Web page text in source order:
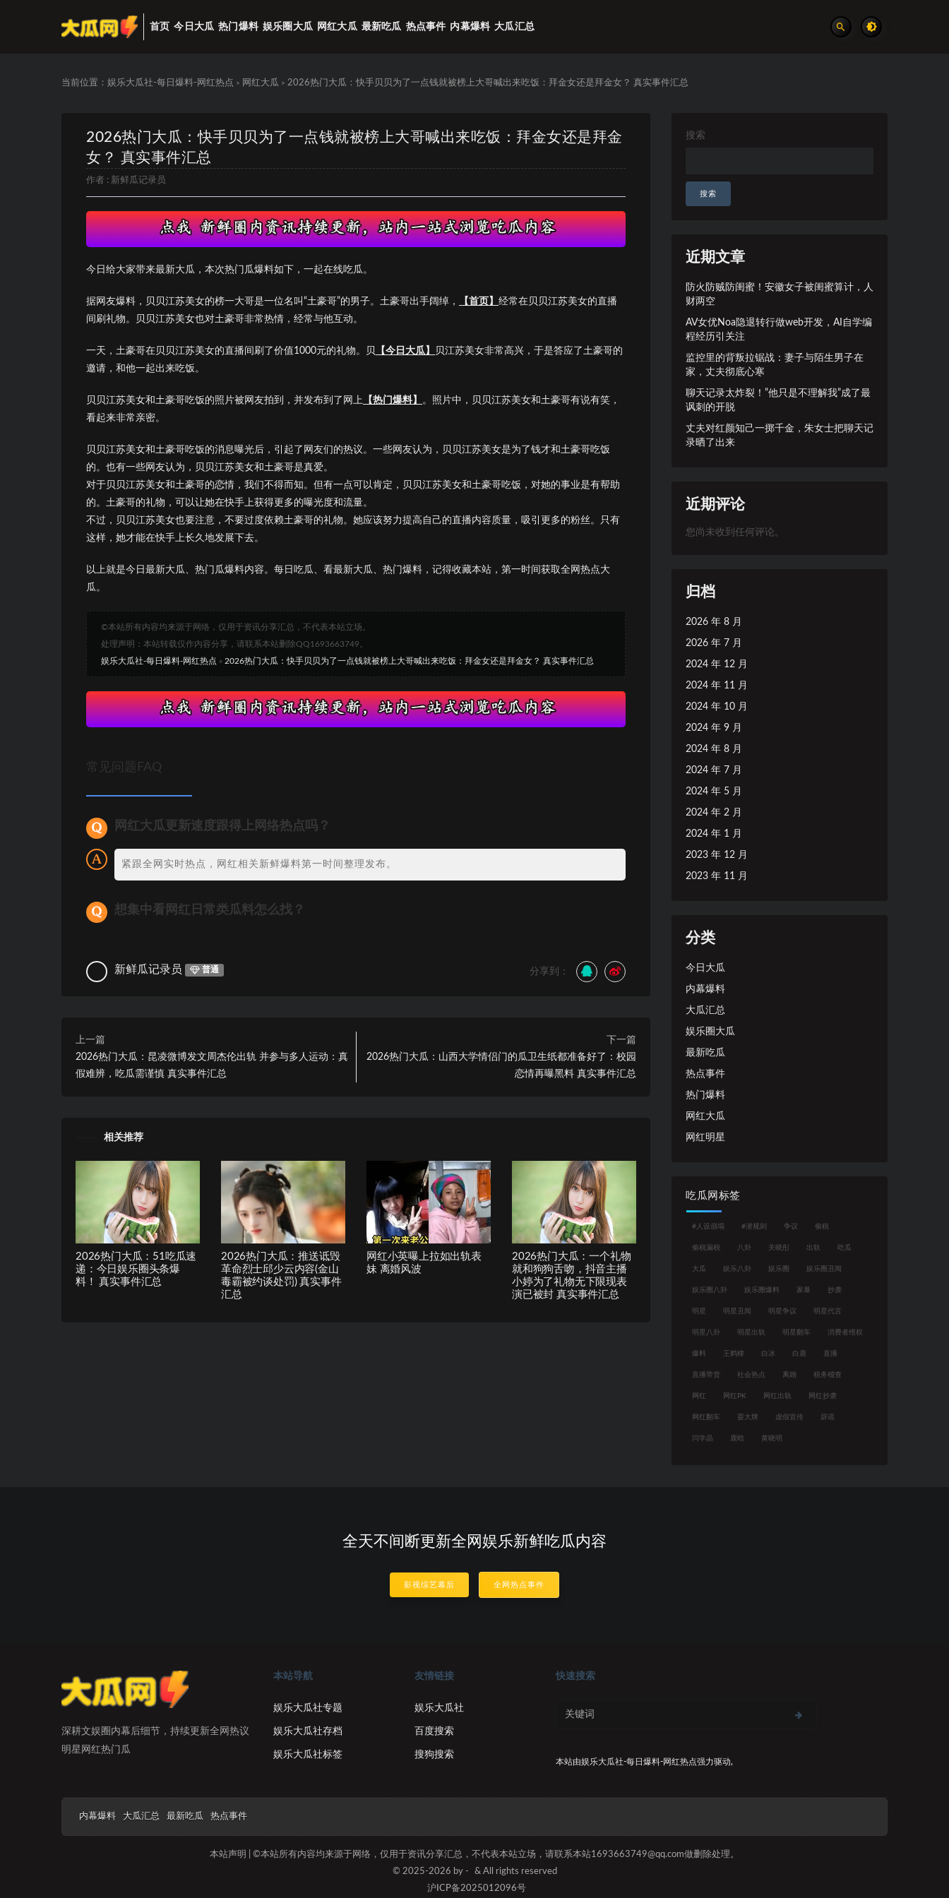
首页 今日大瓜 热门爆料 娱乐圈大瓜 网红大瓜 最新吃瓜 热点事件 内幕爆料 大瓜汇总
当前位置： 娱乐大瓜社-每日爆料-网红热点 > 网红大瓜 > 2026热门大瓜：快手贝贝为了一点钱就被榜上大哥喊出来吃饭：拜金女还是拜金女？ 真实事件汇总
2026热门大瓜：快手贝贝为了一点钱就被榜上大哥喊出来吃饭：拜金女还是拜金
女？ 真实事件汇总
作者 : 新鲜瓜记录员
今日给大家带来最新大瓜，本次热门瓜爆料如下，一起在线吃瓜。
据网友爆料，贝贝江苏美女的榜一大哥是一位名叫“土豪哥”的男子。土豪哥出手阔绰， 【首页】 经常在贝贝江苏美女的直播
间刷礼物。贝贝江苏美女也对土豪哥非常热情，经常与他互动。
一天，土豪哥在贝贝江苏美女的直播间刷了价值1000元的礼物。贝 【今日大瓜】
贝江苏美女非常高兴，于是答应了土豪哥的
邀请，和他一起出来吃饭。
贝贝江苏美女和土豪哥吃饭的照片被网友拍到，并发布到了网上 【热门爆料】 。照片中，贝贝江苏美女和土豪哥有说有笑，
看起来非常亲密。
贝贝江苏美女和土豪哥吃饭的消息曝光后，引起了网友们的热议。一些网友认为，贝贝江苏美女是为了钱才和土豪哥吃饭
的。也有一些网友认为，贝贝江苏美女和土豪哥是真爱。
对于贝贝江苏美女和土豪哥的恋情，我们不得而知。但有一点可以肯定，贝贝江苏美女和土豪哥吃饭，对她的事业是有帮助
的。土豪哥的礼物，可以让她在快手上获得更多的曝光度和流量。
不过，贝贝江苏美女也要注意，不要过度依赖土豪哥的礼物。她应该努力提高自己的直播内容质量，吸引更多的粉丝。只有
这样，她才能在快手上长久地发展下去。
以上就是今日最新大瓜、热门瓜爆料内容。每日吃瓜、看最新大瓜、热门爆料，记得收藏本站，第一时间获取全网热点大
瓜。
©本站所有内容均来源于网络，仅用于资讯分享汇总，不代表本站立场。
处理声明：本站转载仅作内容分享，请联系本站删除QQ1693663749。
娱乐大瓜社-每日爆料-网红热点 » 2026热门大瓜：快手贝贝为了一点钱就被榜上大哥喊出来吃饭：拜金女还是拜金女？ 真实事件汇总
常见问题FAQ
网红大瓜更新速度跟得上网络热点吗？
紧跟全网实时热点，网红相关新鲜爆料第一时间整理发布。
想集中看网红日常类瓜料怎么找？
新鲜瓜记录员 普通 分享到：
上一篇
2026热门大瓜：昆凌微博发文周杰伦出轨 并参与多人运动：真
假难辨，吃瓜需谨慎 真实事件汇总
下一篇
2026热门大瓜：山西大学情侣门的瓜卫生纸都准备好了：校园
恋情再曝黑料 真实事件汇总
相关推荐
2026热门大瓜：51吃瓜速
递：今日娱乐圈头条爆
料！ 真实事件汇总
2026热门大瓜：推送诋毁
革命烈士邱少云内容(金山
毒霸被约谈处罚) 真实事件
汇总
网红小英曝上拉如出轨表
妹 离婚风波
2026热门大瓜：一个礼物
就和狗狗舌吻，抖音主播
小婷为了礼物无下限现表
演已被封 真实事件汇总
搜索
搜索
近期文章
防火防贼防闺蜜！安徽女子被闺蜜算计，人
财两空
AV女优Noa隐退转行做web开发，AI自学编
程经历引关注
监控里的背叛拉锯战：妻子与陌生男子在
家，丈夫彻底心寒
聊天记录太炸裂！”他只是不理解我”成了最
讽刺的开脱
丈夫对红颜知己一掷千金，朱女士把聊天记
录晒了出来
近期评论
您尚未收到任何评论。
归档
2026 年 8 月
2026 年 7 月
2024 年 12 月
2024 年 11 月
2024 年 10 月
2024 年 9 月
2024 年 8 月
2024 年 7 月
2024 年 5 月
2024 年 2 月
2024 年 1 月
2023 年 12 月
2023 年 11 月
分类
今日大瓜
内幕爆料
大瓜汇总
娱乐圈大瓜
最新吃瓜
热点事件
热门爆料
网红大瓜
网红明星
吃瓜网标签
#人设崩塌 #潜规则 争议 偷税
偷税漏税 八卦 关晓彤 出轨 吃瓜
大瓜 娱乐八卦 娱乐圈 娱乐圈丑闻
娱乐圈八卦 娱乐圈爆料 家暴 抄袭
明星 明星丑闻 明星争议 明星代言
明星八卦 明星出轨 明星翻车 消费者维权
爆料 王鹤棣 白冰 白鹿 直播
直播带货 社会热点 离婚 税务稽查
网红 网红PK 网红出轨 网红抄袭
网红翻车 耍大牌 虚假宣传 辟谣
闫学晶 鹿晗 黄晓明
全天不间断更新全网娱乐新鲜吃瓜内容
影视综艺幕后 全网热点事件
深耕文娱圈内幕后细节，持续更新全网热议
明星网红热门瓜
本站导航
娱乐大瓜社专题
娱乐大瓜社存档
娱乐大瓜社标签
友情链接
娱乐大瓜社
百度搜索
搜狗搜索
快速搜索
本站由娱乐大瓜社-每日爆料-网红热点强力驱动,
内幕爆料 大瓜汇总 最新吃瓜 热点事件
本站声明 | ©本站所有内容均来源于网络，仅用于资讯分享汇总，不代表本站立场，请联系本站1693663749@qq.com做删除处理。
© 2025-2026 by -
& All rights reserved
沪ICP备2025012096号